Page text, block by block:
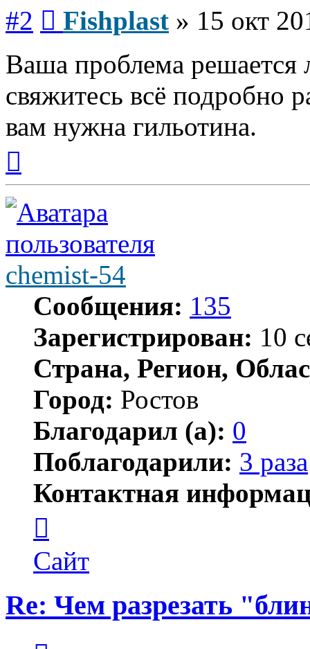
#2 Fishplast » 15 окт
Ваша проблема решается
свяжитесь всё подробно
вам нужна гильотина.
началу
chemist-54
Сообщения: 135
Зарегистрирован: 10
Страна, Регион,
Город: Ростов
Благодарил (а): 0
Поблагодарили: 3 раза
Контактная
пользователя
chemist-
54
Сайт
Re: Чем разрезать